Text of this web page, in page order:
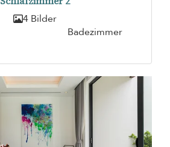
4 Bilder
Badezimmer